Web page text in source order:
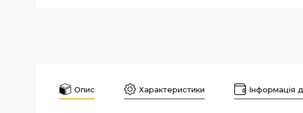
Опис Характеристики Інформація